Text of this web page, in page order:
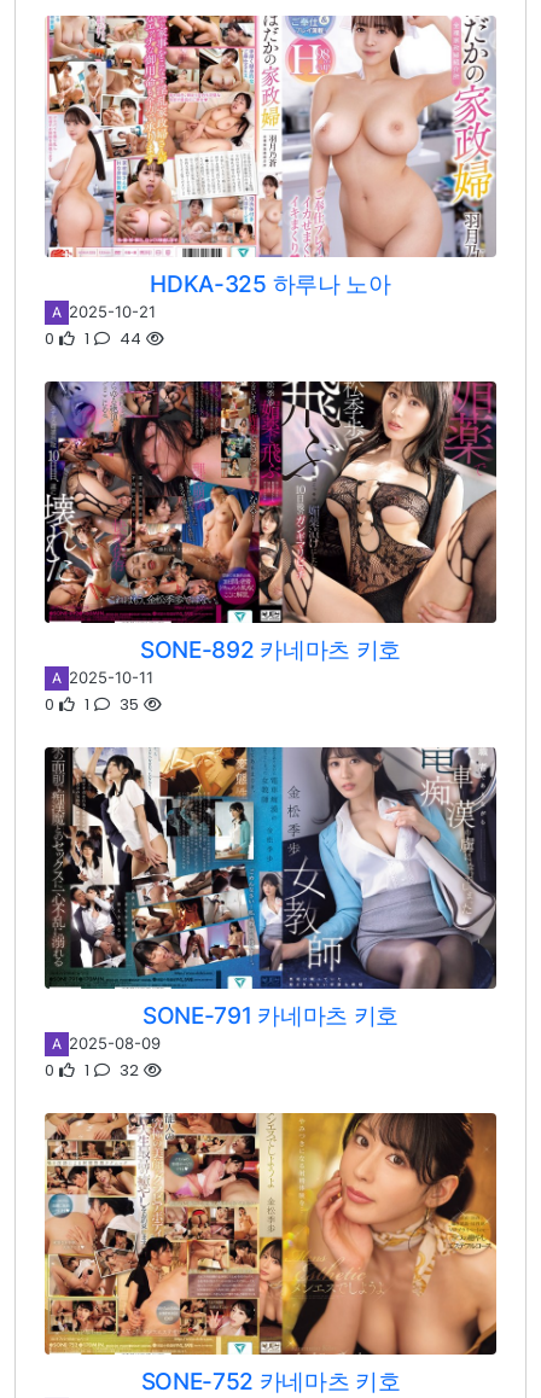
HDKA-325 하루나 노아
A 2025-10-21
0 1 44
SONE-892 카네마츠 키호
A 2025-10-11
0 1 35
SONE-791 카네마츠 키호
A 2025-08-09
0 1 32
SONE-752 카네마츠 키호